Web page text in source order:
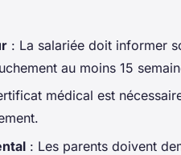
: La salariée doit informer
au moins 15
médical est
: Les parents doivent